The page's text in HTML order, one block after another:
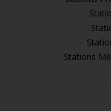
Stations